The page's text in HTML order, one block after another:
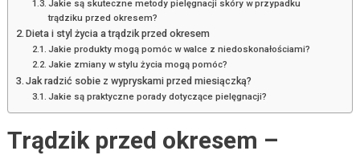
Jakie są skuteczne metody pielęgnacji skóry w przypadku
trądziku przed okresem?
Dieta i styl życia a trądzik przed okresem
Jakie produkty mogą pomóc w walce z niedoskonałościami?
Jakie zmiany w stylu życia mogą pomóc?
Jak radzić sobie z wypryskami przed miesiączką?
Jakie są praktyczne porady dotyczące pielęgnacji?
Trądzik przed okresem –